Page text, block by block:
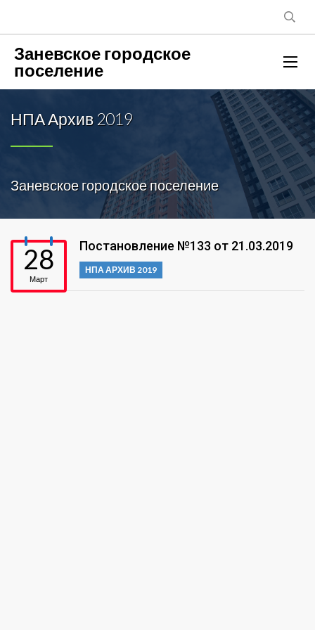
Заневское городское
поселение
НПА Архив 2019
Заневское городское поселение
28
Март
Постановление №133 от 21.03.2019
НПА АРХИВ 2019